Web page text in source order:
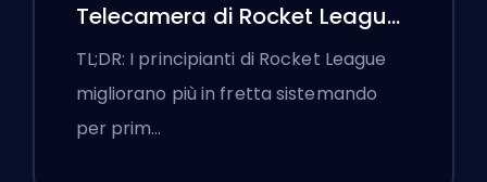
Telecamera di Rocket League
e Prima Routine di
Allenamento
TL;DR: I principianti di Rocket League
migliorano più in fretta sistemando
per prim…